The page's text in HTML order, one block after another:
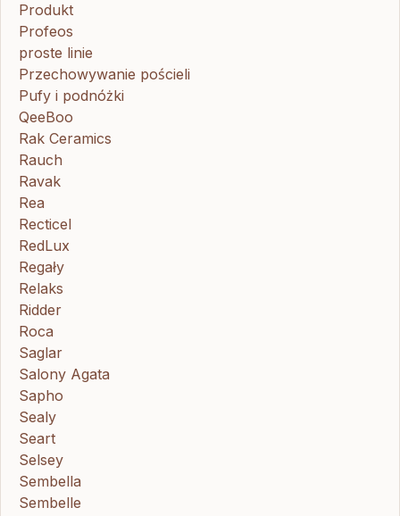
Produkt
Profeos
proste linie
Przechowywanie pościeli
Pufy i podnóżki
QeeBoo
Rak Ceramics
Rauch
Ravak
Rea
Recticel
RedLux
Regały
Relaks
Ridder
Roca
Saglar
Salony Agata
Sapho
Sealy
Seart
Selsey
Sembella
Sembelle